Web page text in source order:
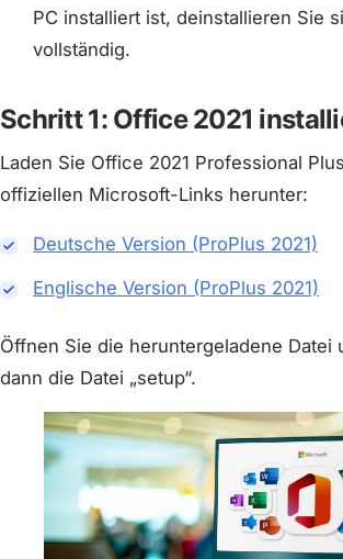
PC installiert ist, deinstallieren Sie
vollständig.
Schritt 1: Office 2021
Laden Sie Office 2021 Professional
offiziellen Microsoft-Links herunter:
Deutsche Version (ProPlus 2021)
Englische Version (ProPlus 2021)
Öffnen Sie die heruntergeladene Datei
dann die Datei „setup“.